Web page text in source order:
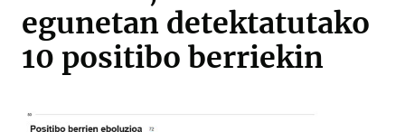
egunetan detektatutako
10 positibo berriekin